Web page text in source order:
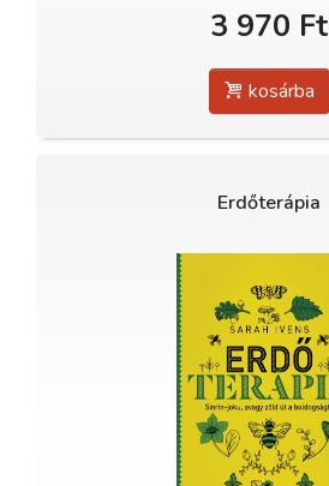
3 970 Ft
kosárba
Erdőterápia